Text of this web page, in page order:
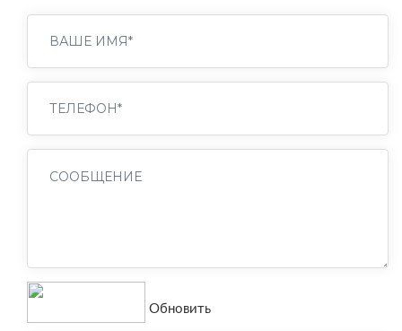
Обновить